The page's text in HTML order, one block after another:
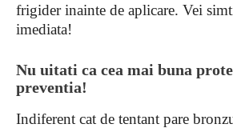
frigider inainte de aplicare. Vei
imediata!
Nu uitati ca cea mai buna
preventia!
Indiferent cat de tentant pare